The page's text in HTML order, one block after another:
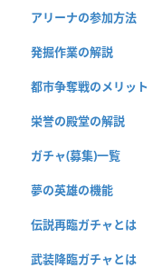
アリーナの参加方法
発掘作業の解説
都市争奪戦のメリット
栄誉の殿堂の解説
ガチャ(募集)一覧
夢の英雄の機能
伝説再臨ガチャとは
武装降臨ガチャとは